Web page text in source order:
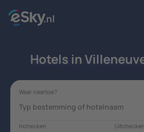
Hotels in